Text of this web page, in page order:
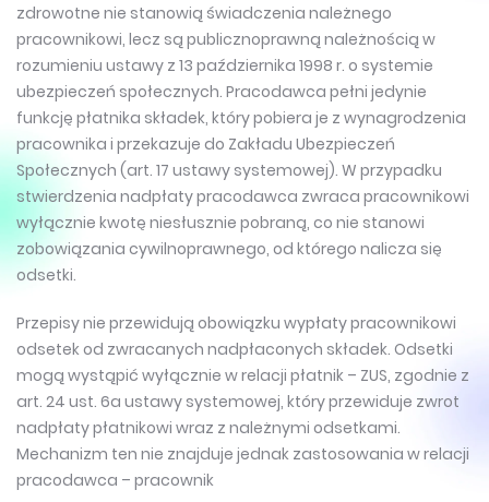
zdrowotne nie stanowią świadczenia należnego
pracownikowi, lecz są publicznoprawną należnością w
rozumieniu ustawy z 13 października 1998 r. o systemie
ubezpieczeń społecznych. Pracodawca pełni jedynie
funkcję płatnika składek, który pobiera je z wynagrodzenia
pracownika i przekazuje do Zakładu Ubezpieczeń
Społecznych (art. 17 ustawy systemowej). W przypadku
stwierdzenia nadpłaty pracodawca zwraca pracownikowi
wyłącznie kwotę niesłusznie pobraną, co nie stanowi
zobowiązania cywilnoprawnego, od którego nalicza się
odsetki.
Przepisy nie przewidują obowiązku wypłaty pracownikowi
odsetek od zwracanych nadpłaconych składek. Odsetki
mogą wystąpić wyłącznie w relacji płatnik – ZUS, zgodnie z
art. 24 ust. 6a ustawy systemowej, który przewiduje zwrot
nadpłaty płatnikowi wraz z należnymi odsetkami.
Mechanizm ten nie znajduje jednak zastosowania w relacji
pracodawca – pracownik